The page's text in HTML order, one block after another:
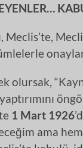
olursak,
1 Mart 1926
ama